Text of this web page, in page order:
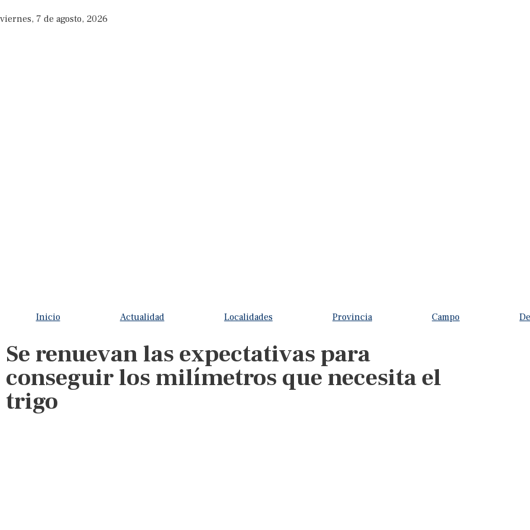
viernes, 7 de agosto, 2026
Inicio Actualidad Localidades Provincia Campo
Se renuevan las expectativas para
conseguir los milímetros que necesita el
trigo